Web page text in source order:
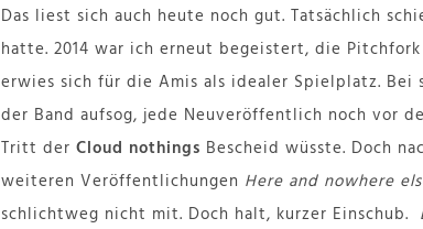
Das liest sich auch heute noch gut. Tatsächlich
hatte. 2014 war ich erneut begeistert, die
erwies sich für die Amis als idealer Spielplatz. Bei
der Band aufsog, jede Neuveröffentlich noch vor
Tritt der Cloud nothings Bescheid wüsste. Doch
weiteren Veröffentlichungen Here and nowhere
schlichtweg nicht mit. Doch halt, kurzer Einschub.